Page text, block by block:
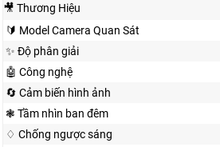
🎥 Thương Hiệu
🔰 Model Camera Quan Sát
✨ Độ phân giải
🤖️ Công nghệ
🔄 Cảm biến hình ảnh
❃ Tầm nhìn ban đêm
♢ Chống ngược sáng